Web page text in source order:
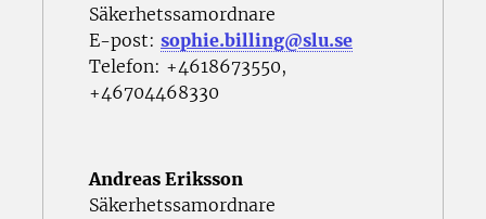
Säkerhetssamordnare
E-post: sophie.billing@slu.se
Telefon: +4618673550,
+46704468330
Andreas Eriksson
Säkerhetssamordnare